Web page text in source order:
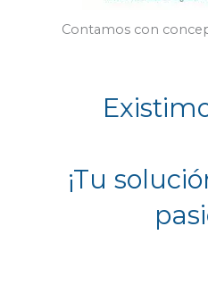
Contamos con
¡Tu